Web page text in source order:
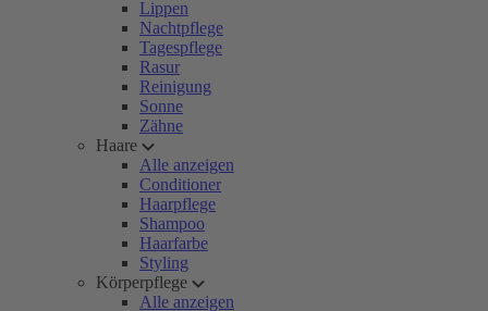
Lippen
Nachtpflege
Tagespflege
Rasur
Reinigung
Sonne
Zähne
Haare
Alle anzeigen
Conditioner
Haarpflege
Shampoo
Haarfarbe
Styling
Körperpflege
Alle anzeigen